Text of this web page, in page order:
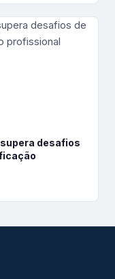
desafios